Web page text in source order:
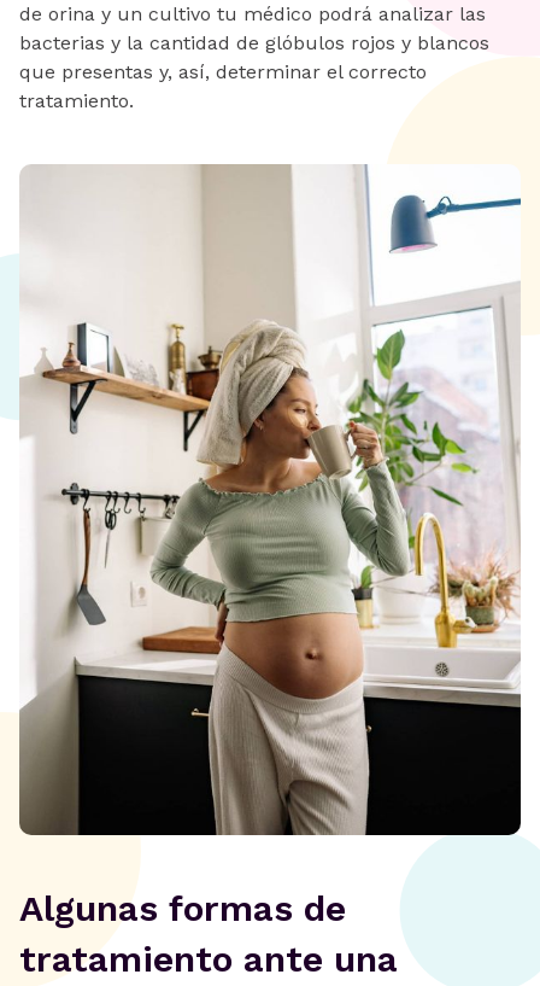
de orina y un cultivo tu médico podrá analizar las
bacterias y la cantidad de glóbulos rojos y blancos
que presentas y, así, determinar el correcto
tratamiento.
Algunas formas de
tratamiento ante una